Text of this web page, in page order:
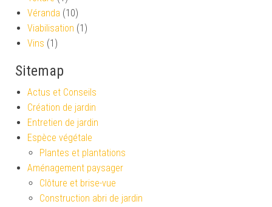
Véranda (10)
Viabilisation (1)
Vins (1)
Sitemap
Actus et Conseils
Création de jardin
Entretien de jardin
Espèce végétale
Plantes et plantations
Aménagement paysager
Clôture et brise-vue
Construction abri de jardin